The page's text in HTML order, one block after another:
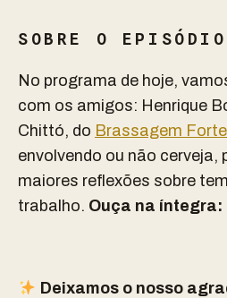
SOBRE O EPISÓDIO
No programa de hoje,
com os amigos: Henrique
Chittó, do Brassagem Forte
envolvendo ou não cerveja,
maiores reflexões sobre
trabalho. Ouça na íntegra:
Deixamos o nosso